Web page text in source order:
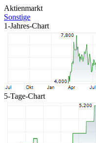
Aktienmarkt
Sonstige
1-Jahres-Chart
5-Tage-Chart